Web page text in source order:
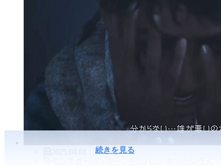
続きを見る